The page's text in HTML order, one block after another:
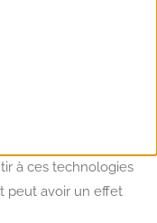
à ces technologies
peut avoir un effet